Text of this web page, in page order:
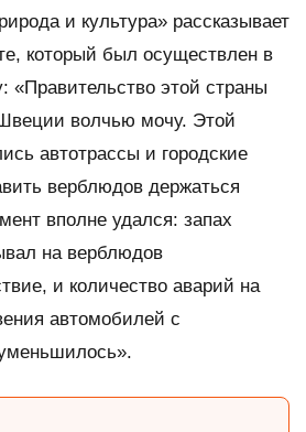
и культура» рассказывает
который был осуществлен в
«Правительство этой страны
волчью мочу. Этой
автотрассы и городские
верблюдов держаться
вполне удался: запах
на верблюдов
и количество аварий на
автомобилей с